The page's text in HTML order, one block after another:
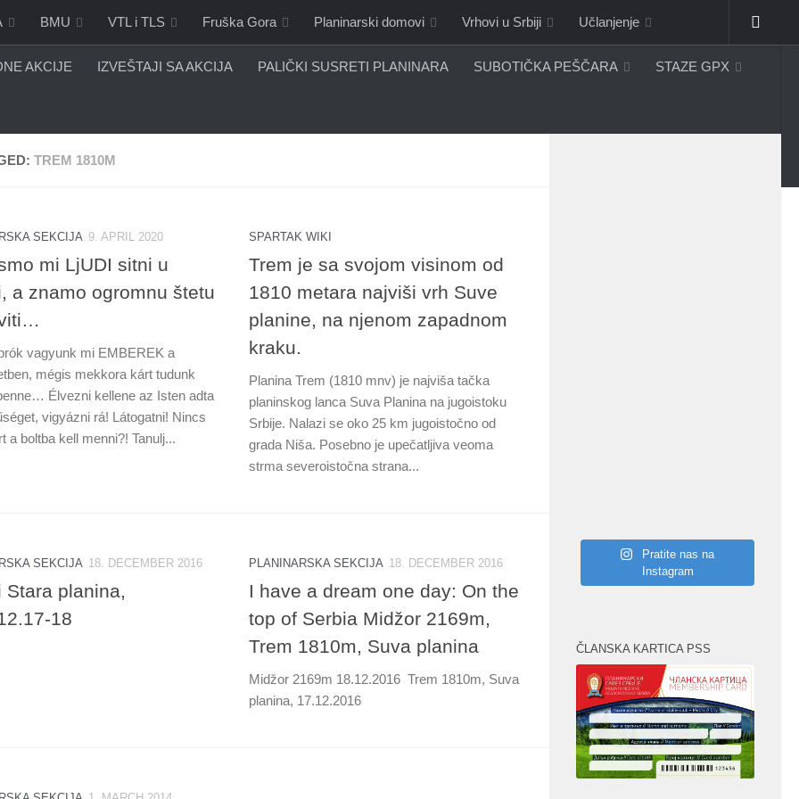
BMU VTL i TLS Fruška Gora Planinarski domovi Vrhovi u Srbiji Učlanjenje
AKCIJE IZVEŠTAJI SA AKCIJA PALIČKI SUSRETI PLANINARA SUBOTIČKA PEŠČARA STAZE GPX
TREM 1810M
SEKCIJA 9. APRIL 2020
mi LjUDI sitni u
a znamo ogromnu štetu
vagyunk mi EMBEREK a
mégis mekkora kárt tudunk
Élvezni kellene az Isten adta
vigyázni rá! Látogatni! Nincs
a boltba kell menni?! Tanulj...
SPARTAK WIKI
Trem je sa svojom visinom od
1810 metara najviši vrh Suve
planine, na njenom zapadnom
kraku.
Planina Trem (1810 mnv) je najviša tačka
planinskog lanca Suva Planina na jugoistoku
Srbije. Nalazi se oko 25 km jugoistočno od
grada Niša. Posebno je upečatljiva veoma
strma severoistočna strana...
SEKCIJA 18. DECEMBER 2016
Stara planina,
18
PLANINARSKA SEKCIJA 18. DECEMBER 2016
I have a dream one day: On the
top of Serbia Midžor 2169m,
Trem 1810m, Suva planina
Midžor 2169m 18.12.2016 Trem 1810m, Suva
planina, 17.12.2016
Pratite nas na
Instagram
ČLANSKA KARTICA PSS